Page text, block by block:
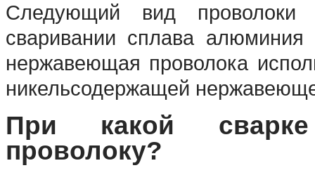
Следующий вид
сваривании сплава
нержавеющая проволока
никельсодержащей
При какой
проволоку?